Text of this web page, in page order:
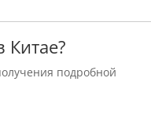
Китае?
подробной